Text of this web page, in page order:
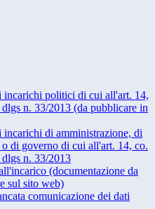
incarichi politici di cui all'art. 14,
n. 33/2013 (da pubblicare in
incarichi di amministrazione, di
di governo di cui all'art. 14, co.
n. 33/2013
(documentazione da
sul sito web)
comunicazione dei dati